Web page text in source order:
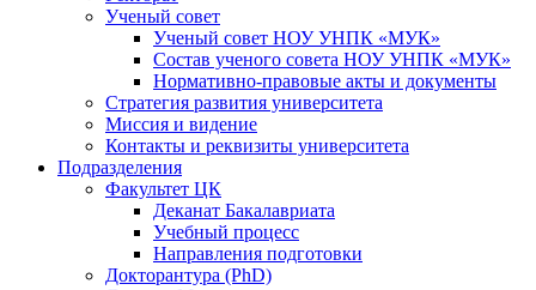
Ученый совет
Ученый совет НОУ УНПК «МУК»
Состав ученого совета НОУ УНПК «МУК»
Нормативно-правовые акты и документы
Стратегия развития университета
Миссия и видение
Контакты и реквизиты университета
Подразделения
Факультет ЦК
Деканат Бакалавриата
Учебный процесс
Направления подготовки
Докторантура (PhD)